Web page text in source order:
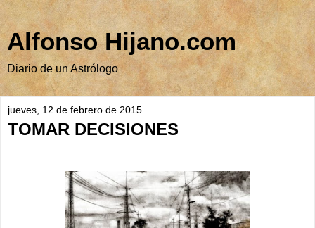
Alfonso Hijano.com
Diario de un Astrólogo
jueves, 12 de febrero de 2015
TOMAR DECISIONES